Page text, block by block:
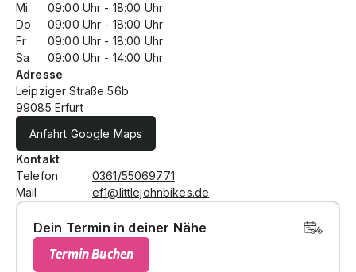
Mi
09:00 Uhr - 18:00 Uhr
Do
09:00 Uhr - 18:00 Uhr
Fr
09:00 Uhr - 18:00 Uhr
Sa
09:00 Uhr - 14:00 Uhr
Adresse
Leipziger Straße 56b
99085 Erfurt
Anfahrt Google Maps
Kontakt
Telefon
0361/55069771
Mail
ef1@littlejohnbikes.de
Dein Termin in deiner Nähe
Termin Buchen